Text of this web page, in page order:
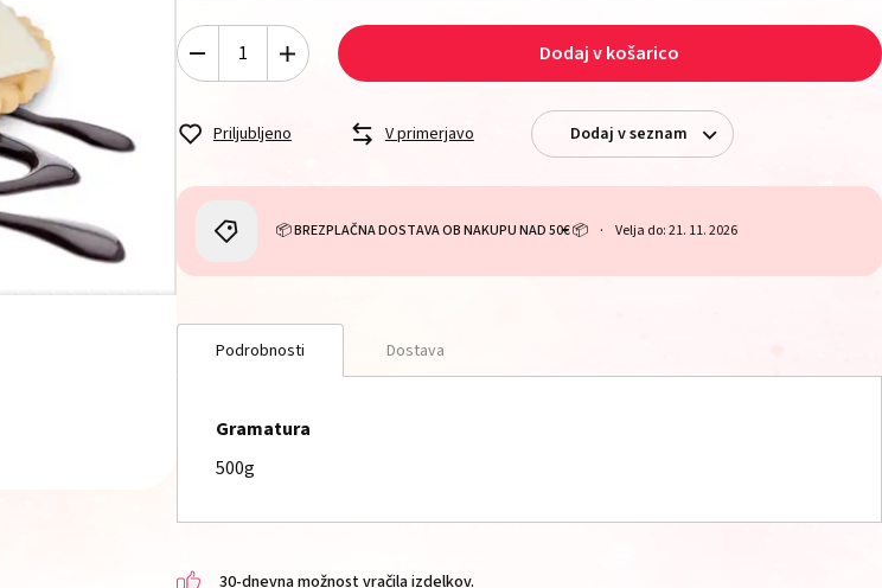
Dodaj v košarico
Priljubljeno V primerjavo Dodaj v seznam
📦 BREZPLAČNA DOSTAVA OB NAKUPU NAD 50€ 📦 Velja do: 21. 11. 2026
Podrobnosti Dostava
Gramatura
500g
30-dnevna možnost vračila izdelkov.